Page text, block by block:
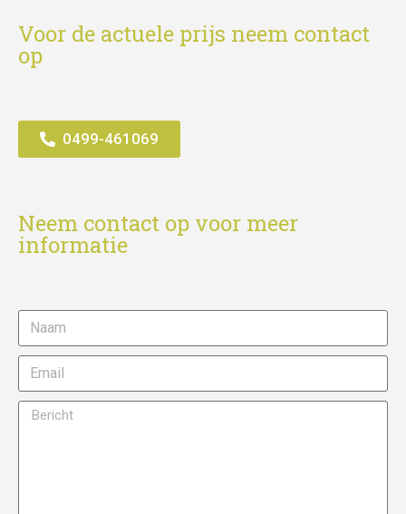
Voor de actuele prijs neem contact
op
0499-461069
Neem contact op voor meer
informatie